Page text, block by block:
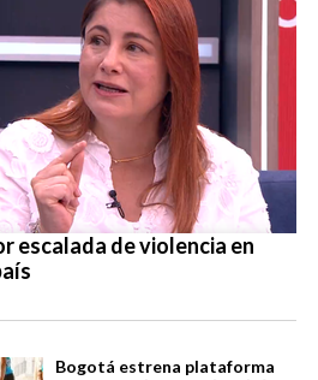
escalada de violencia en
Bogotá estrena plataforma